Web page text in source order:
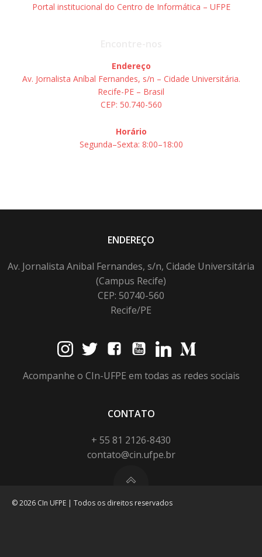
Portal institucional do Centro de Informática – UFPE
Endereço
Av. Jornalista Aníbal Fernandes, s/n – Cidade Universitária.
Recife-PE – Brasil
CEP: 50.740-560
Horário
Segunda–Sexta: 8:00–18:00
ENDEREÇO
Av. Jornalista Anibal Fernandes, s/n, Cidade Universitária
(Campus Recife)
CEP: 50740-560
Recife/PE
Acompanhe o CIn-UFPE em todas as redes sociais
CONTATO
+ 55 81 2126-8430
contato@cin.ufpe.br
© 2026 CIn UFPE | Todos os direitos reservados